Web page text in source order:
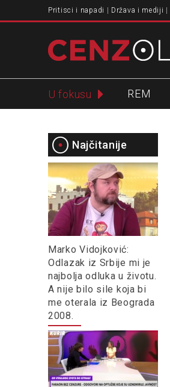
Pritisci i napadi Država i mediji
U fokusu REM
Najčitanije
Marko Vidojković:
Odlazak iz Srbije mi je
najbolja odluka u životu.
A nije bilo sile koja bi
me oterala iz Beograda
2008.